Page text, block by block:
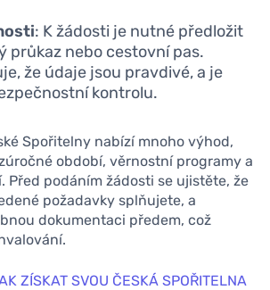
: K žádosti je nutné předložit
průkaz nebo cestovní pas.
že údaje jsou pravdivé, a je
kontrolu.
Spořitelny nabízí mnoho výhod,
období, věrnostní programy a
Před podáním žádosti se ujistěte, že
požadavky splňujete, a
dokumentaci předem, což
ZÍSKAT SVOU ČESKÁ SPOŘITELNA